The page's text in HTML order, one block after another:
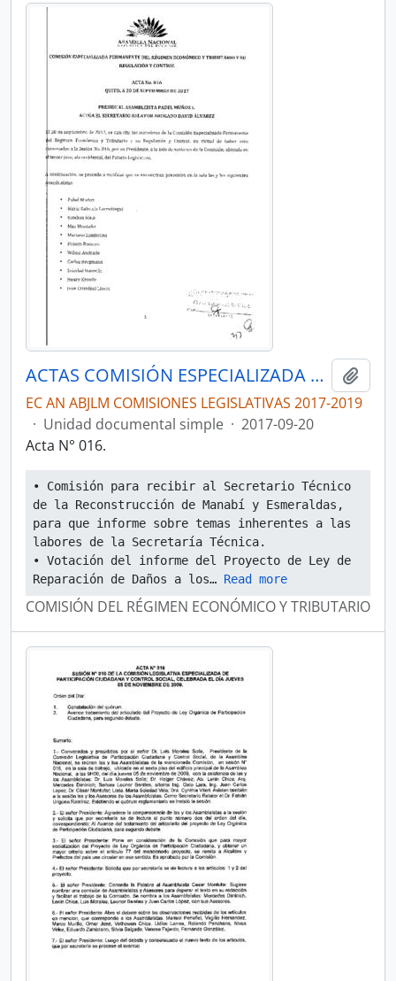
ACTAS COMISIÓN ESPECIALIZADA PERMANENTE DEL RÉGIMEN ECONÓMICO Y TRIBUTARIO Y SU REGULACIÓN Y CONTROL
EC AN ABJLM COMISIONES LEGISLATIVAS 2017-2019
· Unidad documental simple · 2017-09-20
Acta N° 016.
• Comisión para recibir al Secretario Técnico
de la Reconstrucción de Manabí y Esmeraldas,
para que informe sobre temas inherentes a las
labores de la Secretaría Técnica.
• Votación del informe del Proyecto de Ley de
Reparación de Daños a los… Read more
COMISIÓN DEL RÉGIMEN ECONÓMICO Y TRIBUTARIO